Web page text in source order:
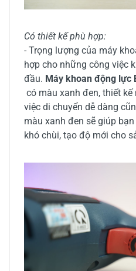
Có thiết kế phù hợp:
- Trọng lượng của máy
hợp cho những công việc
đầu. Máy khoan động lực
có màu xanh đen, thiết
việc di chuyển dễ dàng
màu xanh đen sẽ giúp
khó chùi, tạo độ mới cho